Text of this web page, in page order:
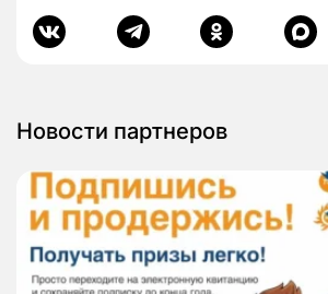
Новости партнеров